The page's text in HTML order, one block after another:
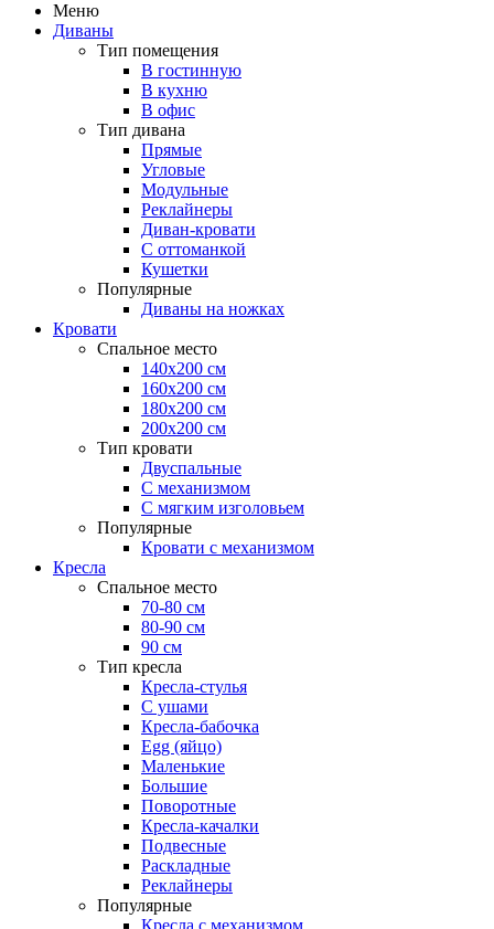
Меню
Диваны
Тип помещения
В гостинную
В кухню
В офис
Тип дивана
Прямые
Угловые
Модульные
Реклайнеры
Диван-кровати
С оттоманкой
Кушетки
Популярные
Диваны на ножках
Кровати
Спальное место
140х200 см
160х200 см
180х200 см
200х200 см
Тип кровати
Двуспальные
С механизмом
С мягким изголовьем
Популярные
Кровати с механизмом
Кресла
Спальное место
70-80 см
80-90 см
90 см
Тип кресла
Кресла-стулья
С ушами
Кресла-бабочка
Egg (яйцо)
Маленькие
Большие
Поворотные
Кресла-качалки
Подвесные
Раскладные
Реклайнеры
Популярные
Кресла с механизмом